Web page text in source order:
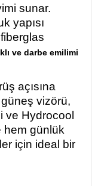
sunar.
yapısı
ve darbe emilimi
açısına
güneş vizörü,
ve Hydrocool
hem günlük
için ideal bir